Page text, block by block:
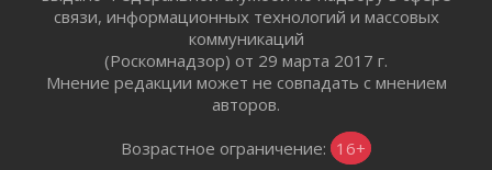
Ленобласть внедрила передовую подготовку
операторов БПЛА
В Ивангороде появилась «Избушка-
Юхла, мука, кантеле и Водяной
связи, информационных технологий и массовых
коммуникаций
(Роскомнадзор) от 29 марта 2017 г.
Мнение редакции может не совпадать с мнением
авторов.
Возрастное ограничение: 16+